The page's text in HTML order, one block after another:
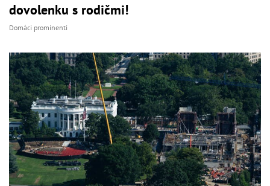
dovolenku s rodičmi!
Domáci prominenti